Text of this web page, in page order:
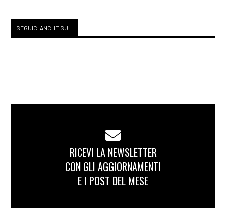
SEGUICI ANCHE SU...
RICEVI LA NEWSLETTER
CON GLI AGGIORNAMENTI
E I POST DEL MESE